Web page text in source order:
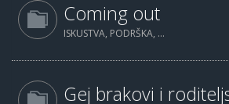
Coming out
ISKUSTVA, PODRŠKA, ...
Gej brakovi i